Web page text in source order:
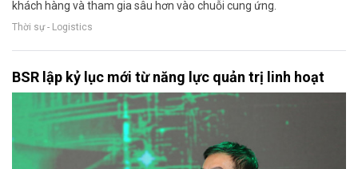
khách hàng và tham gia sâu hơn vào chuỗi cung ứng.
Thời sự - Logistics
BSR lập kỷ lục mới từ năng lực quản trị linh hoạt